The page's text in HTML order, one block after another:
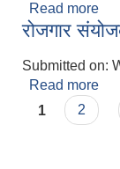
Read more
रोजगार
Submitted on:
Read more
Pages
1 2